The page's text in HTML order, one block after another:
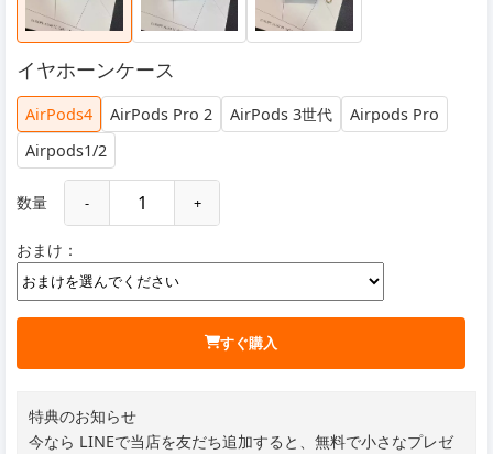
イヤホーンケース
AirPods4 AirPods Pro 2 AirPods 3世代
Airpods Pro
Airpods1/2
数量 - +
おまけ：
すぐ購入
特典のお知らせ
今なら LINEで当店を友だち追加すると、無料で小さなプレゼ